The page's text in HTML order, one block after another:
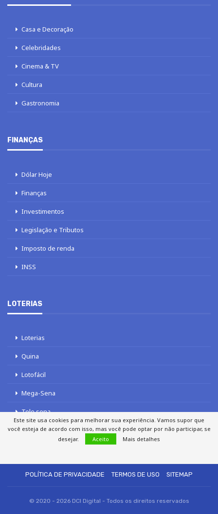
Casa e Decoração
Celebridades
Cinema & TV
Cultura
Gastronomia
FINANÇAS
Dólar Hoje
Finanças
Investimentos
Legislação e Tributos
Imposto de renda
INSS
LOTERIAS
Loterias
Quina
Lotofácil
Mega-Sena
Tele sena
POLÍTICA DE PRIVACIDADE
TERMOS DE USO SITEMAP
© 2020 - 2026 DCI Digital - Todos os direitos reservados
Este site usa cookies para melhorar sua experiência. Vamos supor que
você esteja de acordo com isso, mas você pode optar por não participar, se
desejar.
Aceito Mais detalhes